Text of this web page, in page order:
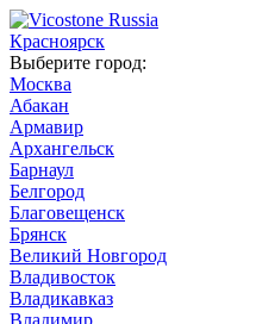
Красноярск
Выберите город:
Москва
Абакан
Армавир
Архангельск
Барнаул
Белгород
Благовещенск
Брянск
Великий Новгород
Владивосток
Владикавказ
Владимир